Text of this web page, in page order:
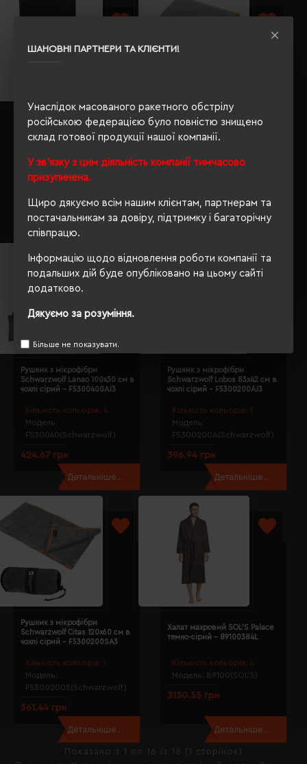
ШАНОВНІ ПАРТНЕРИ ТА КЛІЄНТИ!
Унаслідок масованого ракетного обстрілу
російською федерацією було повністю знищено
склад готової продукції нашої компанії.
У зв'язку з цим діяльність компанії тимчасово
призупинена.
Щиро дякуємо всім нашим клієнтам, партнерам та
постачальникам за довіру, підтримку і багаторічну
співпрацю.
Інформацію щодо відновлення роботи компанії та
подальших дій буде опубліковано на цьому сайті
додатково.
Дякуємо за розуміння.
Більше не показувати.
Кількість кольорів:
12
89200(SOL’S)
Рушник махровий SOL'S Island
30х50 см темно-сірий -
89200384TUN
Детальніше...
Кількість кольорів:
Рушник з мікрофібри
Schwarzwolf Malaren 140х65 см
в чохлі сірий - F5300500AJ3
615.96 грн
Детальніше...
Кількість кольорів: 4
Модель:
F530040(Schwarzwolf)
Рушник з мікрофібри
Schwarzwolf Lanao 100х30 см в
чохлі сірий - F5300400AJ3
424.67 грн
Детальніше...
Кількість кольорів: 1
Модель:
F5300200A(Schwarzwolf)
Рушник з мікрофібри
Schwarzwolf Lobos 83х42 см в
чохлі сірий - F5300200AJ3
396.94 грн
Детальніше...
Кількість кольорів: 1
Модель:
F5300200S(Schwarzwolf)
Рушник з мікрофібри
Schwarzwolf Citas 120х60 см в
чохлі сірий - F5300200SA3
561.44 грн
Детальніше...
Кількість кольорів: 4
Модель: 89100(SOL’S)
Халат махровий SOL'S Palace
темно-сірий - 89100384L
3150.55 грн
Детальніше...
Показано з 1 по 16 із 16 (1 сторінок)